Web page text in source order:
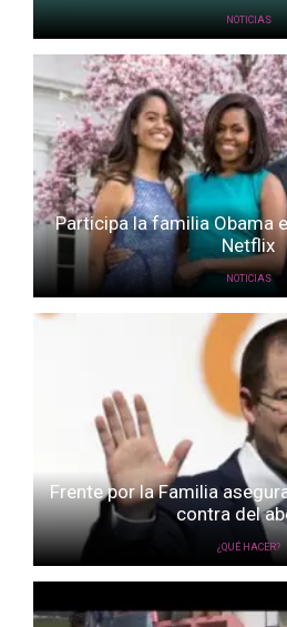
NOTICIAS
Participa la familia Obama
Netflix
NOTICIAS
Frente por la Familia
contra del
¿QUÉ HACER?